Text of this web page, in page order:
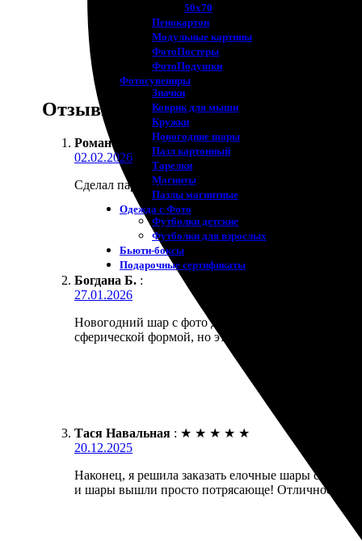
50х70
Пенокартон
Модульные картины
ФотоПостеры
ФотоПодушки
Фотоcувениры
Значки
Коврик для мыши
Кружки
Новогодние шары
Пазл картонный
Тарелки
Магниты
Пазлы магнитные
Одежда с Фото
Футболки детские
Футболки для взрослых
Бьюти-боксы
Подарочные сертификаты
Отзывы
Роман Гришин :
02.02.2026
Сделал пару фото на документы, вроде приняли.
Богдана Б. :
27.01.2026
Новогодний шар с фото дочки — стал украшением
сферической формой, но это даже забавно.
Тася Навальная : ★ ★ ★ ★ ★
20.12.2025
Наконец, я решила заказать елочные шары с
и шары вышли просто потрясающе! Отличное